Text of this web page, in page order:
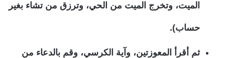
الميت، وتخرج الميت من الحي، وترزق من تشاء بغير
حساب).
ثم أقرأ المعوزتين، وآية الكرسي، وقم بالدعاء من